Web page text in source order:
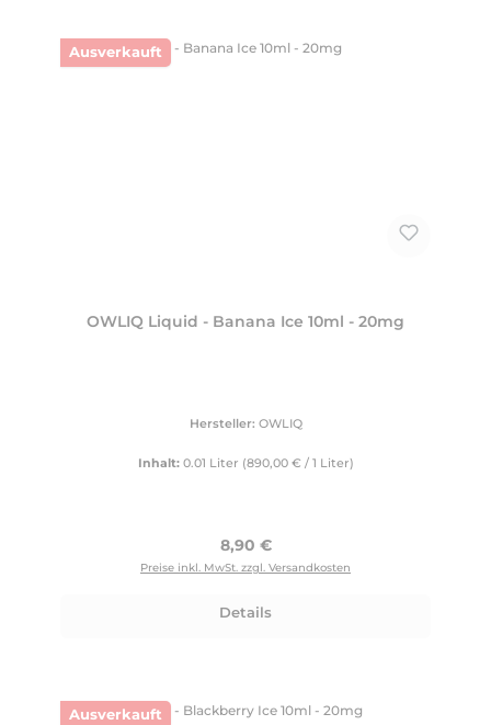
Ausverkauft
OWLIQ Liquid - Banana Ice 10ml - 20mg
Hersteller: OWLIQ
Inhalt: 0.01 Liter (890,00 € / 1 Liter)
Regulärer Preis:
8,90 €
Preise inkl. MwSt. zzgl. Versandkosten
Details
Ausverkauft